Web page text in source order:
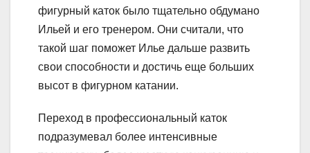
фигурный каток было тщательно обдумано
Ильей и его тренером. Они считали, что
такой шаг поможет Илье дальше развить
свои способности и достичь еще больших
высот в фигурном катании.
Переход в профессиональный каток
подразумевал более интенсивные